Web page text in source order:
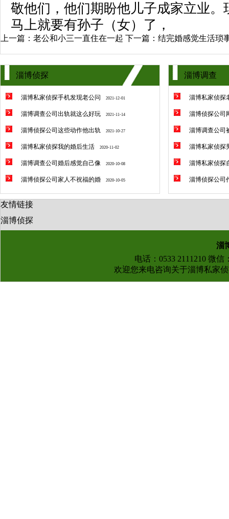
敬他们，他们期盼他儿子成家立业。
马上就要有孙子（女）了，
上一篇： 老公和小三一直住在一起 下一篇： 结完婚感觉生活琐
淄博侦探
淄博私家侦探手机发现老公问 2021-12-01
淄博调查公司出轨就这么好玩 2021-11-14
淄博侦探公司这些动作他出轨 2021-10-27
淄博私家侦探我的婚后生活 2020-11-02
淄博调查公司婚后感觉自己像 2020-10-08
淄博侦探公司家人不祝福的婚 2020-10-05
淄博调查
淄博私家侦探
淄博侦探公司
淄博调查公司
淄博私家侦探
淄博私家侦探
淄博侦探公司
友情链接
淄博侦探
淄
电话：0533 2111210 微
欢迎您来电咨询关于淄博私家